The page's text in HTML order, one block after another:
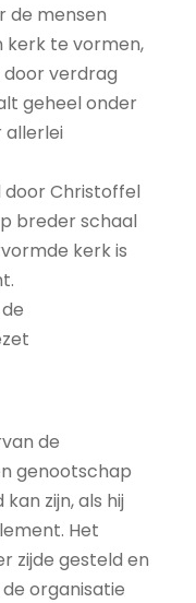
de mensen
kerk te vormen,
door verdrag
geheel onder
allerlei
door Christoffel
breder schaal
kerk is
de
genootschap
zijn, als hij
Het
zijde gesteld en
organisatie